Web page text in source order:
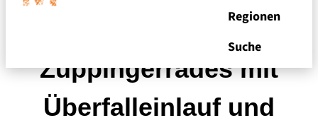
Regionen
Suche
Zeichnungen eines
Zuppingerrades mit
Überfalleinlauf und